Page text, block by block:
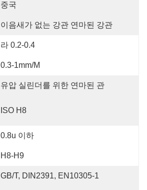
중국
이음새가 없는 강관 연마된 강관
라 0.2-0.4
0.3-1mm/m
유압 실린더를 위한 연마된 관
ISO H8
0.8u 이하
H8-H9
GB/T, DIN2391, EN10305-1